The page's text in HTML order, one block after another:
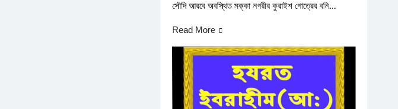
সৌদি আরবে অবস্থিত মক্কা নগরীর কুরাইশ গোত্রের বনি...
Read More